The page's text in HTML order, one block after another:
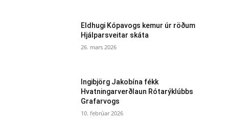
Eldhugi Kópavogs kemur úr röðum
Hjálparsveitar skáta
26. mars 2026
Ingibjörg Jakobína fékk
Hvatningarverðlaun Rótarýklúbbs
Grafarvogs
10. febrúar 2026